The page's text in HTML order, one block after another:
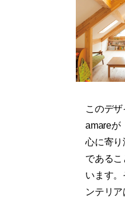
このデ
amareが
心に寄り
であるこ
います。
ンテリ